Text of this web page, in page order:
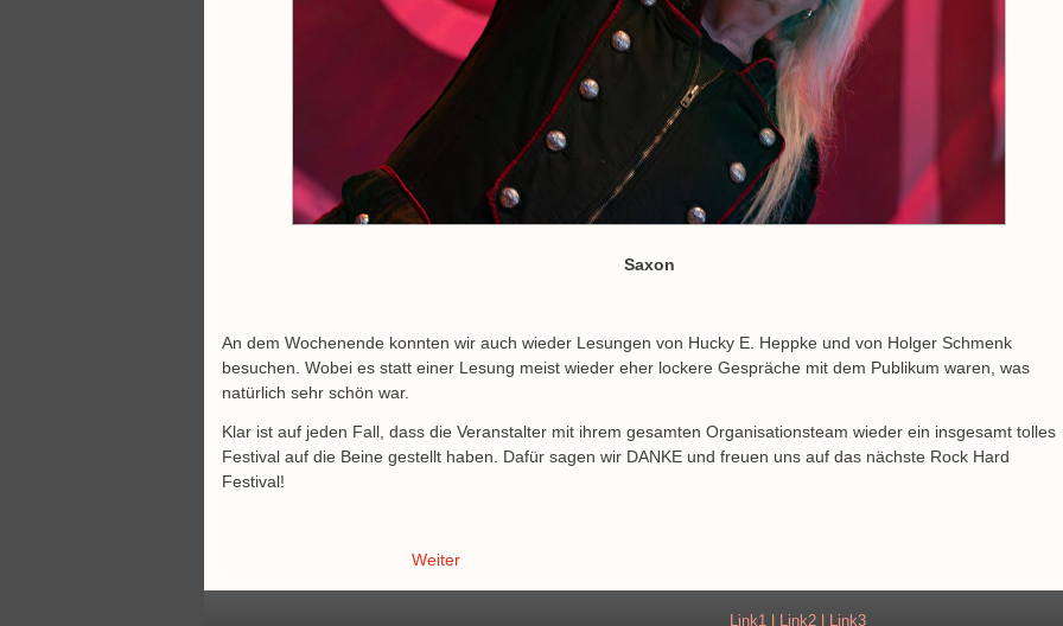
Saxon
An dem Wochenende konnten wir auch wieder Lesungen von Hucky E. Heppke und von Holger Schmenk
besuchen. Wobei es statt einer Lesung meist wieder eher lockere Gespräche mit dem Publikum waren, was
natürlich sehr schön war.
Klar ist auf jeden Fall, dass die Veranstalter mit ihrem gesamten Organisationsteam wieder ein insgesamt tolles
Festival auf die Beine gestellt haben. Dafür sagen wir DANKE und freuen uns auf das nächste Rock Hard
Festival!
Weiter
Link1| Link2| Link3